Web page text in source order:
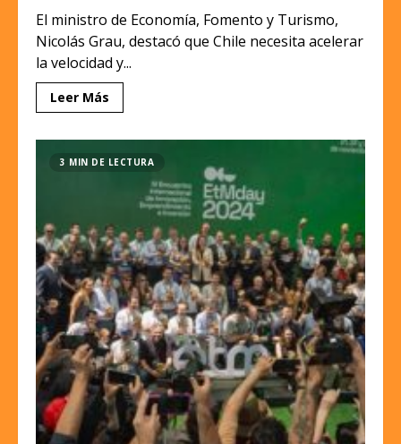
El ministro de Economía, Fomento y Turismo,
Nicolás Grau, destacó que Chile necesita acelerar
la velocidad y...
Leer Más
3 MIN DE LECTURA